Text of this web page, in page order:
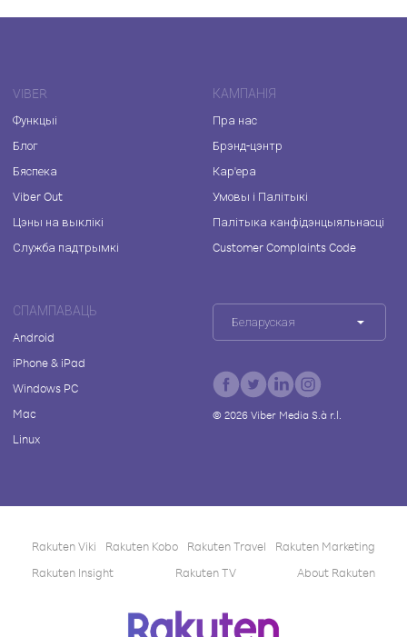
VIBER
Функцыі
Блог
Бяспека
Viber Out
Цэны на выклікі
Служба падтрымкі
КАМПАНІЯ
Пра нас
Брэнд-цэнтр
Кар'ера
Умовы і Палітыкі
Палітыка канфідэнцыяльнасці
Customer Complaints Code
СПАМПАВАЦЬ
Android
iPhone & iPad
Windows PC
Mac
Linux
Беларуская
© 2026Viber Media S.à r.l.
Rakuten Viki Rakuten Kobo Rakuten Travel
Rakuten Marketing
Rakuten Insight
Rakuten TV About Rakuten